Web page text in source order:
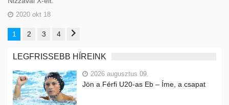
2020 okt 18
1 2 3 4
LEGFRISSEBB HÍREINK
2026 augusztus 09.
Jön a Férfi U20-as Eb – Íme, a csapat